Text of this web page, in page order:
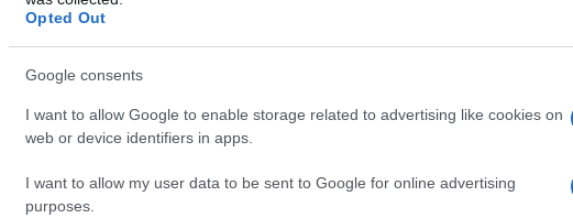
Opted Out
Google consents
I want to allow Google to enable storage related to advertising like cookies on
web or device identifiers in apps.
I want to allow my user data to be sent to Google for online advertising
purposes.
sértetten közölte, hogy ő bizony nem akar „nyitási
Németországban lenne éppenséggel mit megvitatni
tartományok, ha egyszer a legfontosabb szakintézet
ideje.
Könnyű persze ott vitázni, ahol sokat és
az útra tér), ahol nem, mint pl. nálunk, ott marad a